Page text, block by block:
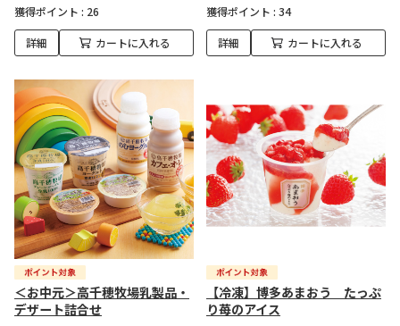
獲得ポイント : 26
詳細 カートに入れる
獲得ポイント : 34
詳細 カートに入れる
＜お中元＞高千穂牧場乳製品・
デザート詰合せ
【冷凍】博多あまおう たっぷ
り苺のアイス